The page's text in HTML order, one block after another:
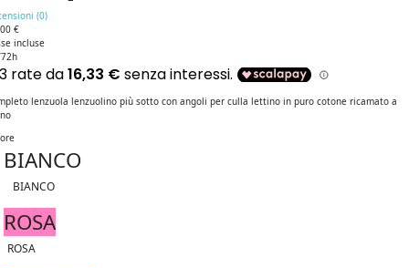
(0)
€
incluse
lenzuola lenzuolino più sotto con angoli per culla lettino in puro cotone ricamato a
BIANCO
BIANCO
ROSA
ROSA